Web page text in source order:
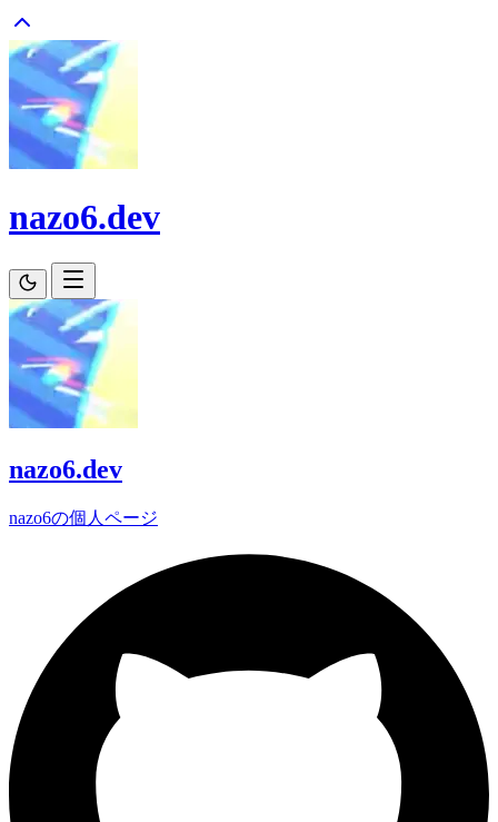
nazo6.dev
nazo6.dev
nazo6の個人ページ